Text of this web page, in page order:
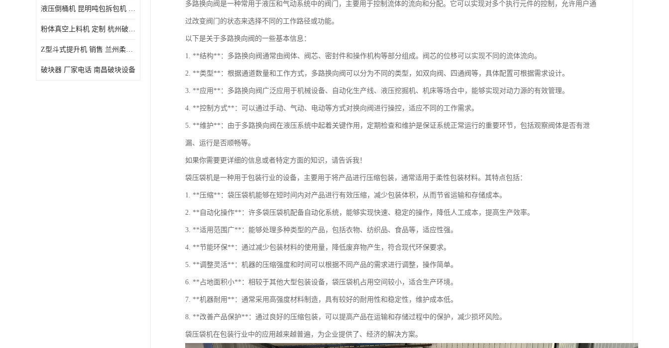
液压倒桶机 昆明吨包拆包机 定制
粉体真空上料机 定制 杭州破块器
Z型斗式提升机 销售 兰州柔性螺旋输送机
破块器 厂家电话 南昌破块设备
多路换向阀是一种常用于液压和气动系统中的阀门，主要用于控制流体的流向和分配。它可以实现对多个执行元件的控制，允许用户通
过改变阀门的状态来选择不同的工作路径或功能。
以下是关于多路换向阀的一些基本信息：
1. **结构**：多路换向阀通常由阀体、阀芯、密封件和操作机构等部分组成。阀芯的位移可以实现不同的流体流向。
2. **类型**：根据通道数量和工作方式，多路换向阀可以分为不同的类型，如双向阀、四通阀等，具体配置可根据需求设计。
3. **应用**：多路换向阀广泛应用于机械设备、自动化生产线、液压挖掘机、机床等场合中，能够实现对动力源的有效管理。
4. **控制方式**：可以通过手动、气动、电动等方式对换向阀进行操控，适应不同的工作需求。
5. **维护**：由于多路换向阀在液压系统中起着关键作用，定期检查和维护是保证系统正常运行的重要环节，包括观察阀体是否有泄
漏、运行是否顺畅等。
如果你需要更详细的信息或者特定方面的知识，请告诉我！
袋压袋机是一种用于包装行业的设备，主要用于将产品进行压缩包装，通常适用于柔性包装材料。其特点包括：
1. **压缩**：袋压袋机能够在短时间内对产品进行有效压缩，减少包装体积，从而节省运输和存储成本。
2. **自动化操作**：许多袋压袋机配备自动化系统，能够实现快速、稳定的操作，降低人工成本，提高生产效率。
3. **适用范围广**：能够处理多种类型的产品，包括衣物、纺织品、食品等，适应性强。
4. **节能环保**：通过减少包装材料的使用量，降低废弃物产生，符合现代环保要求。
5. **调整灵活**：机器的压缩强度和时间可以根据不同产品的需求进行调整，操作简单。
6. **占地面积小**：相较于其他大型包装设备，袋压袋机占用空间较小，适合生产环境。
7. **机器耐用**：通常采用高强度材料制造，具有较好的耐用性和稳定性，维护成本低。
8. **改善产品保护**：通过良好的压缩包装，可以提高产品在运输和存储过程中的保护，减少损坏风险。
袋压袋机在包装行业中的应用越来越普遍，为企业提供了、经济的解决方案。